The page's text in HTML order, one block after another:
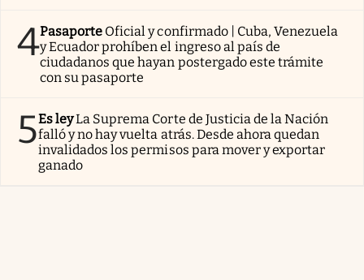
4Pasaporte Oficial y confirmado | Cuba, Venezuela
y Ecuador prohíben el ingreso al país de
ciudadanos que hayan postergado este trámite
con su pasaporte
5Es leyLa Suprema Corte de Justicia de la Nación
falló y no hay vuelta atrás. Desde ahora quedan
invalidados los permisos para mover y exportar
ganado